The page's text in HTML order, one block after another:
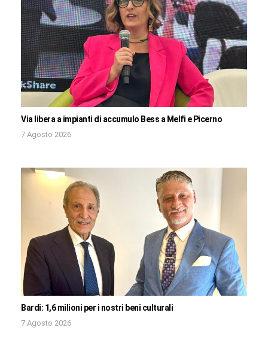
Via libera a impianti di accumulo Bess a Melfi e Picerno
7 Agosto 2026
Bardi: 1,6 milioni per i nostri beni culturali
7 Agosto 2026